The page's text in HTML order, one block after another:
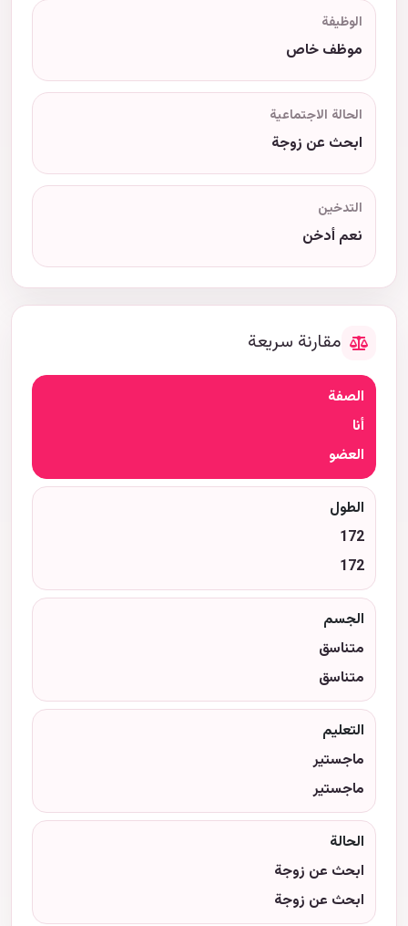
الوظيفة
موظف خاص
الحالة الاجتماعية
ابحث عن زوجة
التدخين
نعم أدخن
مقارنة سريعة
الصفة
أنا
العضو
الطول
172
172
الجسم
متناسق
متناسق
التعليم
ماجستير
ماجستير
الحالة
ابحث عن زوجة
ابحث عن زوجة